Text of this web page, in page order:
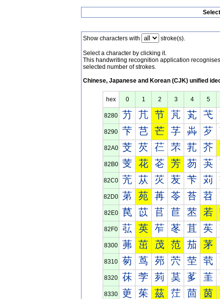
Show characters with stroke(s).
Select a character by clicking it.
This handwriting recognition application
selected number of strokes.
Chinese, Japanese and Korean (CJK) unified
hex 0 1 2 3 4 5
8280 芀 芁 节 芃 芄 芅
8290 芐 芑 芒 芓 芔 芕
82A0 芠 芡 芢 芣 芤 芥
82B0 芰 花 芲 芳 芴 芵
82C0 苀 苁 苂 苃 苄 苅
82D0 苐 苑 苒 苓 苔 苕
82E0 苠 苡 苢 苣 苤 若
82F0 苰 英 苲 苳 苴 苵
8300 茀 茁 茂 范 茄 茅
8310 茐 茑 茒 茓 茔 茕
8320 茠 茡 茢 茣 茤 茥
8330 茰 茱 茲 茳 茴 茵